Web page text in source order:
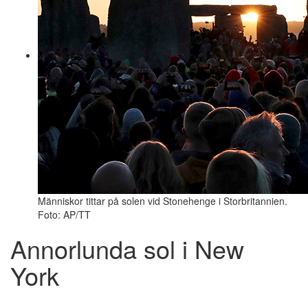
Människor tittar på solen vid Stonehenge i Storbritannien.
Foto: AP/TT
Annorlunda sol i New
York